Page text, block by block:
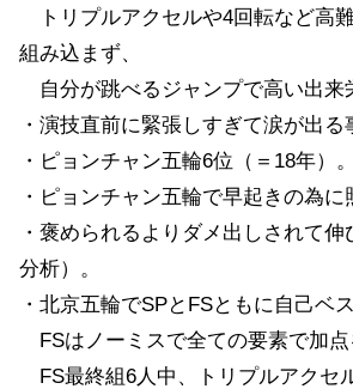
トリプルアクセルや4回転など高
組み込まず、
自分が跳べるジャンプで高い出来
・演技直前に緊張しすぎて涙が出る
・ピョンチャン五輪6位（＝18年）。
・ピョンチャン五輪で早起きの為に
・褒められるよりダメ出しされて
分析）。
・北京五輪でSPとFSともに自己ベ
FSはノーミスで全ての要素で加点
FS最終組6人中、トリプルアクセ